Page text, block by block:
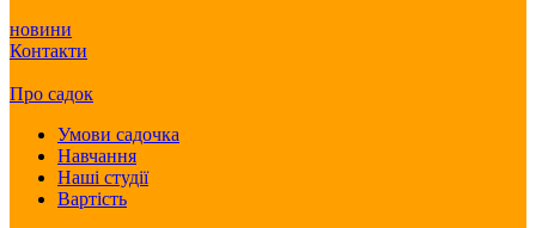
новини
Контакти
Про садок
Умови садочка
Навчання
Наші студії
Вартість